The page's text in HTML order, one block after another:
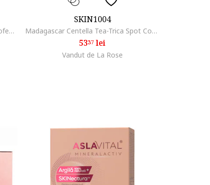
Fiole anti-cadere a parului L’Oreal Professionnel Serie Expert Aminexil Advanced, cu Aminexil si Omega 6, 60 ml
SKIN1004
Madagascar Centella Tea-Trica Spot Cover Plasturi pentru acnee 22 buc
5337 lei
Vandut de La Rose